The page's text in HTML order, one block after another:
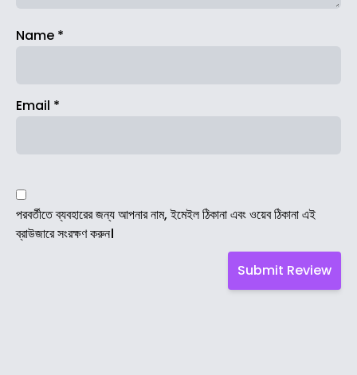
Name *
Email *
পরবর্তীতে ব্যবহারের জন্য আপনার নাম, ইমেইল ঠিকানা এবং ওয়েব ঠিকানা এই
ব্রাউজারে সংরক্ষণ করুন।